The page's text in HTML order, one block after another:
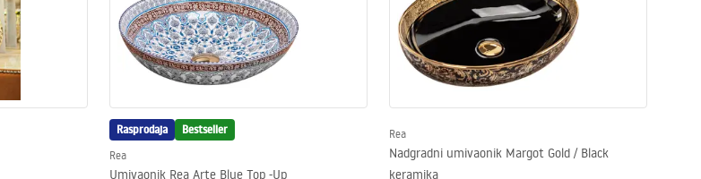
Rasprodaja Bestseller
Rea
Umivaonik Rea Arte Blue Top -Up
Rea
Nadgradni umivaonik Margot Gold / Black
keramika